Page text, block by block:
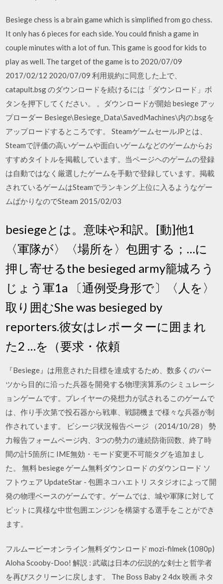
Besiege chess is a brain game which is simplified from go chess.
It only has 6 pieces for each side. You could finish a game in
couple minutes with a lot of fun. This game is good for kids to
play as well. The target of the game is to 2020/07/09
2017/02/12 2020/07/09 利用規約に同意した上で、
catapult.bsg のダウンロードを続けるには「ダウンロード」ボ
タンを押下してください。 。ダウンロードが開始 besiege アッ
プローダー Besiege\Besiege_Data\SavedMachines\内の.bsgを
アップロードするところです。 SteamゲームセールJPとは、
Steamで評価の高いゲームや面白いゲームなどのゲームからお
すすめタイトルを掲載しています。当ページヘのゲームの登録
は自動ではなく厳選したゲームを手動で登録しています。掲載
されているゲームはSteamでランキング上位に入るようなゲー
ムばかりなのでSteam 2015/02/03
besiegeとは。意味や和訳。[動]他1
〈軍隊が〉〈場所を〉包囲する；…に
押し寄せるthe besieged army籠城ろう
じょう軍1a 〔通例受身形で〕〈人を〉
取り囲むShe was besieged by
reporters.彼女はレポーターに囲まれ
た2 …を（要求・依頼
『Besiege』は用意された目標を達成するため、数多くのパー
ツから目的に沿った兵器を開発する物理演算系のシミュレーシ
ョンゲームです。プレイヤーの発想力が試されるこのゲームで
は、作り手次第で投石器から戦車、戦闘機まで様々な兵器が制
作されています。 ビシージ状況報告ページ （2014/10/28） 勢
力報告フォームページ内、3つの勢力の連続防衛回数、終了時
間の計5箇所に IME無効・モード変更不可能タグを追加まし
た。 無料 besiege ゲーム無料ダウンロード のダウンロード ソ
フトウェア UpdateStar - 包囲ネコハエトリ スタジオによって開
発の物理ベースのゲームです。ゲームでは、城や軍隊に対して
ピットに異様な中世包囲エンジンを構築する選手をことができ
ます。
フルムービーオンライン無料ダウンロード mozi-filmek (1080p)
Aloha Scooby-Doo! 解説 : 武蔵は日本の伝説的な剣士と哲学者
を再びスクリーンに戻します。 The Boss Baby 2 4dx 映画 ネタ